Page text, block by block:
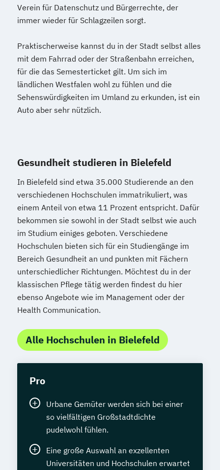
Verein für Datenschutz und Bürgerrechte, der
immer wieder für Schlagzeilen sorgt.
Praktischerweise kannst du in der Stadt selbst alles
mit dem Fahrrad oder der Straßenbahn erreichen,
für die das Semesterticket gilt. Um sich im
ländlichen Westfalen wohl zu fühlen und die
Sehenswürdigkeiten im Umland zu erkunden, ist ein
Auto aber sehr nützlich.
Gesundheit studieren in Bielefeld
In Bielefeld sind etwa 35.000 Studierende an den
verschiedenen Hochschulen immatrikuliert, was
einem Anteil von etwa 11 Prozent entspricht. Dafür
bekommen sie sowohl in der Stadt selbst wie auch
im Studium einiges geboten. Verschiedene
Hochschulen bieten sich für ein Studiengänge im
Bereich Gesundheit an und punkten mit Fächern
unterschiedlicher Richtungen. Möchtest du in der
klassischen Pflege tätig werden findest du hier
ebenso Angebote wie im Management oder der
Health Communication.
Alle Hochschulen in Bielefeld
Pro
Urbane Gemüter werden sich bei einer
so vielfältigen Großstadtdichte
pudelwohl fühlen.
Eine große Auswahl an exzellenten
Universitäten und Hochschulen erwartet